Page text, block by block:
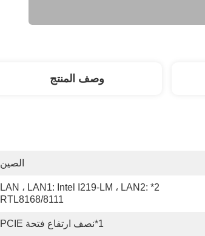
وصف المنتج
الصين
2*LAN ، LAN1: Intel I219-LM ، LAN2:
RTL8168/8111
1*نصف ارتفاع فتحة PCIE